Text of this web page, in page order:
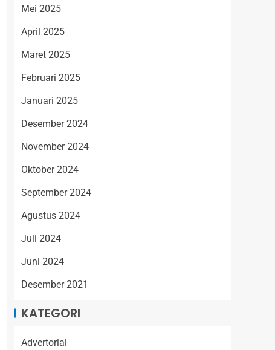
Mei 2025
April 2025
Maret 2025
Februari 2025
Januari 2025
Desember 2024
November 2024
Oktober 2024
September 2024
Agustus 2024
Juli 2024
Juni 2024
Desember 2021
KATEGORI
Advertorial